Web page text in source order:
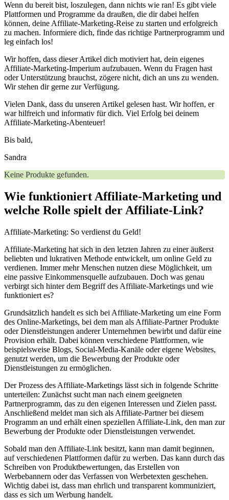
Wenn du bereit bist, loszulegen, dann nichts wie ran! Es gibt viele​
Plattformen und Programme da draußen, ​die dir dabei helfen
können,⁢ deine Affiliate-Marketing-Reise zu starten und erfolgreich
zu machen.⁤ Informiere dich, finde⁤ das richtige Partnerprogramm ‌und
leg einfach los!
Wir hoffen,⁢ dass dieser Artikel dich motiviert hat, dein eigenes
Affiliate-Marketing-Imperium aufzubauen. ​Wenn du Fragen hast
oder Unterstützung brauchst,⁢ zögere nicht, dich an uns zu ⁤wenden.
Wir stehen dir gerne ‍zur Verfügung.
Vielen Dank, dass du unseren Artikel gelesen hast. Wir hoffen, ‍er
war hilfreich und informativ für dich. Viel Erfolg bei deinem‍
Affiliate-Marketing-Abenteuer!
Bis bald,
Sandra
Keine Produkte gefunden.
Wie ⁤funktioniert Affiliate-Marketing​ und
welche Rolle ⁤spielt der Affiliate-Link?
Affiliate-Marketing: So verdienst du Geld!
Affiliate-Marketing ‍hat sich in den letzten Jahren zu einer äußerst
beliebten und lukrativen Methode entwickelt,⁢ um online Geld zu​
verdienen. Immer mehr⁣ Menschen nutzen diese Möglichkeit, um
eine passive Einkommensquelle aufzubauen.⁤ Doch ‍was ​genau
verbirgt sich hinter dem Begriff des Affiliate-Marketings und‌ wie
funktioniert ‌es?
Grundsätzlich handelt es sich bei Affiliate-Marketing um eine⁣ Form
des Online-Marketings, bei dem man als Affiliate-Partner⁤ Produkte
oder ⁢Dienstleistungen anderer‍ Unternehmen bewirbt und dafür eine‌
Provision erhält. Dabei können verschiedene Plattformen, ⁤wie
beispielsweise Blogs, Social-Media-Kanäle oder eigene Websites,
genutzt⁢ werden,⁢ um die Bewerbung‌ der Produkte oder‌
Dienstleistungen zu ermöglichen.
Der‌ Prozess ⁤des ‌Affiliate-Marketings lässt sich in folgende Schritte
unterteilen: Zunächst sucht man nach einem geeigneten
Partnerprogramm,‌ das zu den eigenen​ Interessen und Zielen ⁣passt.
Anschließend meldet man sich ‍als Affiliate-Partner bei diesem
Programm an und erhält einen speziellen ​Affiliate-Link, den man zur
Bewerbung der⁤ Produkte ‌oder Dienstleistungen ‌verwendet.
Sobald man den ⁢Affiliate-Link besitzt, kann man⁤ damit beginnen,
auf verschiedenen Plattformen dafür zu werben. Das kann durch das
Schreiben von ​Produktbewertungen, ⁢das Erstellen von
Werbebannern ‌oder das Verfassen ‍von Werbetexten‍ geschehen.
Wichtig dabei‌ ist, dass⁢ man ehrlich und ⁢transparent kommuniziert,
dass es⁤ sich um Werbung handelt.